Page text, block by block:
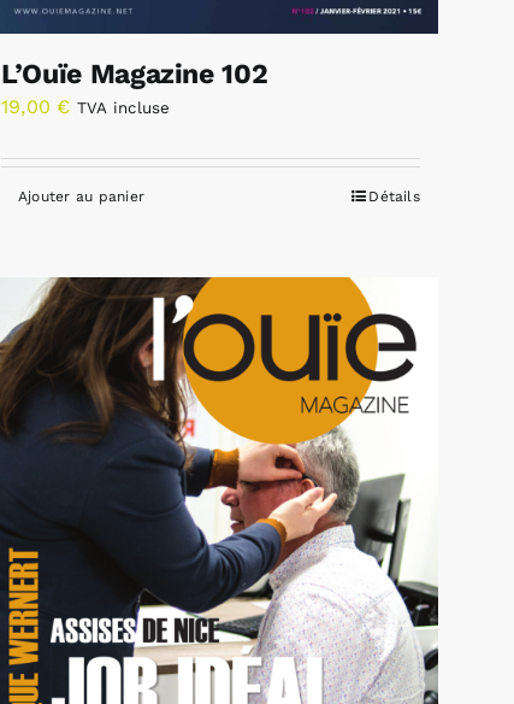
L’Ouïe Magazine 102
19,00 € TVA incluse
Ajouter au panier Détails